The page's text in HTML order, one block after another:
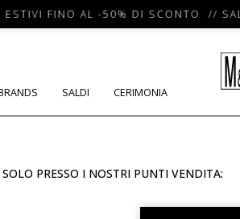
FINO AL -50% DI SCONTO //
SALDI CERIMONIA
PRESSO I NOSTRI PUNTI VENDITA: